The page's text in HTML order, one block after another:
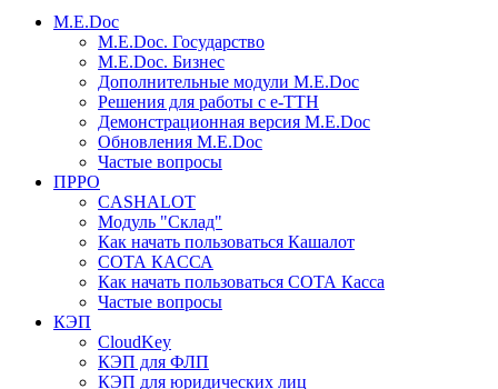
M.E.Doc
M.E.Doc. Государство
M.E.Doc. Бизнес
Дополнительные модули M.E.Doc
Решения для работы с е-ТТН
Демонстрационная версия M.E.Doc
Обновления M.E.Doc
Частые вопросы
ПРРО
CASHALOT
Модуль "Склад"
Как начать пользоваться Кашалот
СОТА КАCСА
Как начать пользоваться СОТА Касса
Частые вопросы
КЭП
CloudKey
КЭП для ФЛП
КЭП для юридических лиц